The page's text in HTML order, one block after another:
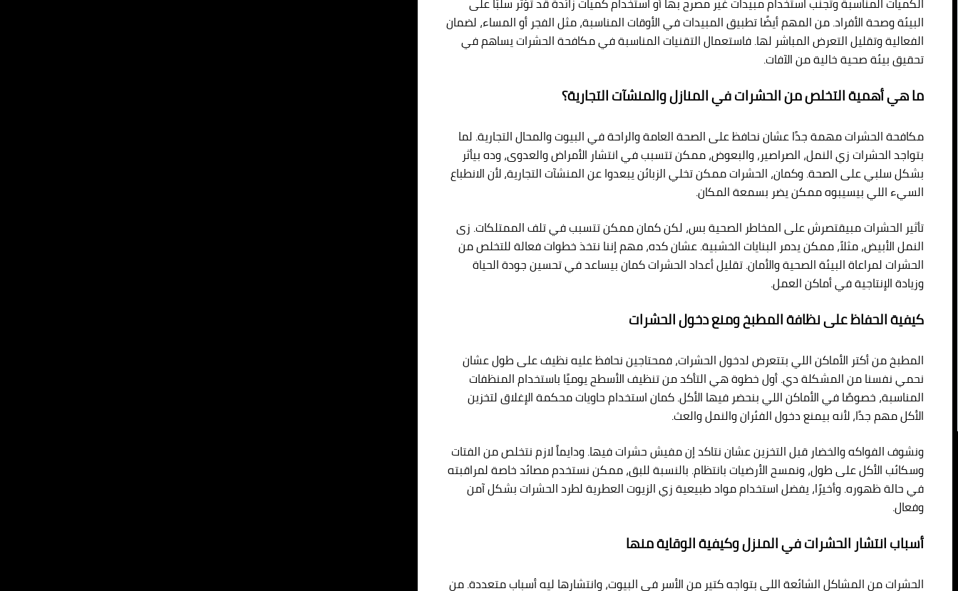
البيئة وصحة الأفراد. من المهم أيضًا تطبيق المبيدات في الأوقات المناسبة، مثل الفجر أو المساء، لضمان
الفعالية وتقليل التعرض المباشر لها. فاستعمال التقنيات المناسبة في مكافحة الحشرات يساهم في
تحقيق بيئة صحية خالية من الآفات.
ما هي أهمية التخلص من الحشرات في المنازل والمنشآت التجارية؟
مكافحة الحشرات مهمة جدًا عشان نحافظ على الصحة العامة والراحة في البيوت والمحال التجارية. لما
بتواجد الحشرات زي النمل، الصراصير، والبعوض، ممكن تتسبب في انتشار الأمراض والعدوى، وده بيأثر
بشكل سلبي على الصحة. وكمان، الحشرات ممكن تخلي الزبائن يبعدوا عن المنشآت التجارية، لأن الانطباع
السيء اللي بيسيبوه ممكن يضر بسمعة المكان.
تأثير الحشرات مبيقتصرش على المخاطر الصحية بس، لكن كمان ممكن تتسبب في تلف الممتلكات. زى
النمل الأبيض، مثلاً، ممكن يدمر البنايات الخشبية. عشان كده، مهم إننا نتخذ خطوات فعالة للتخلص من
الحشرات لمراعاة البيئة الصحية والأمان. تقليل أعداد الحشرات كمان بيساعد في تحسين جودة الحياة
وزيادة الإنتاجية في أماكن العمل.
كيفية الحفاظ على نظافة المطبخ ومنع دخول الحشرات
المطبخ من أكتر الأماكن اللي بتتعرض لدخول الحشرات، فمحتاجين نحافظ عليه نظيف على طول عشان
نحمي نفسنا من المشكلة دي. أول خطوة هي التأكد من تنظيف الأسطح يوميًا باستخدام المنظفات
المناسبة، خصوصًا في الأماكن اللي بنحضر فيها الأكل. كمان استخدام حاويات محكمة الإغلاق لتخزين
الأكل مهم جدًا، لأنه بيمنع دخول الفئران والنمل والعث.
ونشوف الفواكه والخضار قبل التخزين عشان نتاكد إن مفيش حشرات فيها. ودايماً لازم نتخلص من الفتات
وسكائب الأكل على طول، ونمسح الأرضيات بانتظام. بالنسبة للبق، ممكن نستخدم مصائد خاصة لمراقبته
في حالة ظهوره. وأخيرًا، يفضل استخدام مواد طبيعية زي الزيوت العطرية لطرد الحشرات بشكل آمن
وفعال.
أسباب انتشار الحشرات في المنزل وكيفية الوقاية منها
الحشرات من المشاكل الشائعة اللي بتواجه كتير من الأسر في البيوت، وانتشارها ليه أسباب متعددة. من